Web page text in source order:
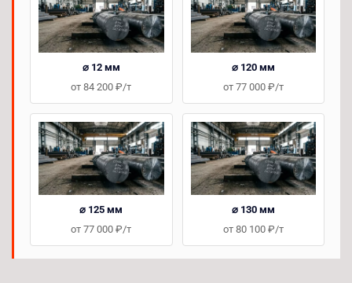
⌀ 12 мм
от 84 200 ₽/т
⌀ 120 мм
от 77 000 ₽/т
⌀ 125 мм
от 77 000 ₽/т
⌀ 130 мм
от 80 100 ₽/т